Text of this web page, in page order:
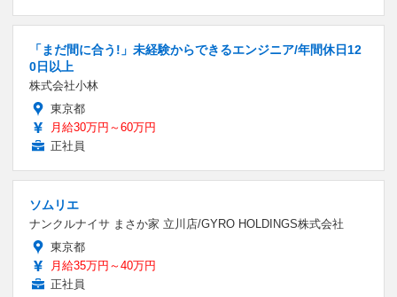
「まだ間に合う!」未経験からできるエンジニア/年間休日12
0日以上
株式会社小林
東京都
月給30万円～60万円
正社員
ソムリエ
ナンクルナイサ まさか家 立川店/GYRO HOLDINGS株式会社
東京都
月給35万円～40万円
正社員